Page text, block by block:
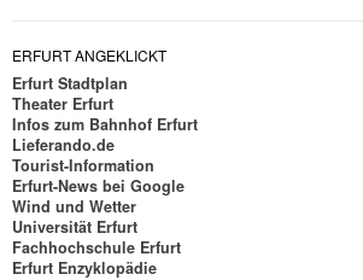
ERFURT ANGEKLICKT
Erfurt Stadtplan
Theater Erfurt
Infos zum Bahnhof Erfurt
Lieferando.de
Tourist-Information
Erfurt-News bei Google
Wind und Wetter
Universität Erfurt
Fachhochschule Erfurt
Erfurt Enzyklopädie